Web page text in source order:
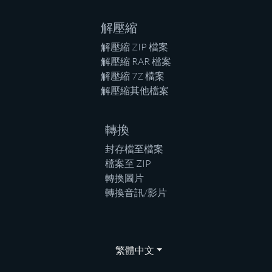
解壓縮
解壓縮 ZIP 檔案
解壓縮 RAR 檔案
解壓縮 7Z 檔案
解壓縮其他檔案
轉換
封存檔至檔案
檔案至 ZIP
轉換圖片
轉換音訊/影片
繁體中文